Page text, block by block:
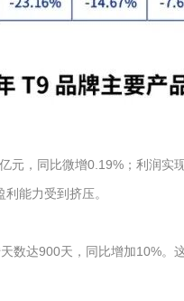
，同比微增0.19%；利润实
能力受到挤压。
数达900天，同比增加10%